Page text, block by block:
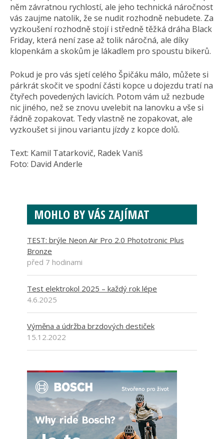
něm závratnou rychlostí, ale jeho technická náročnost
vás zaujme natolik, že se nudit rozhodně nebudete. Za
vyzkoušení rozhodně stojí i středně těžká dráha Black
Friday, která není zase až tolik náročná, ale díky
klopenkám a skokům je lákadlem pro spoustu bikerů.
Pokud je pro vás sjetí celého Špičáku málo, můžete si
párkrát skočit ve spodní části kopce u dojezdu tratí na
čtyřech povedených lavicích. Potom vám už nezbude
nic jiného, než se znovu uvelebit na lanovku a vše si
řádně zopakovat. Tedy vlastně ne zopakovat, ale
vyzkoušet si jinou variantu jízdy z kopce dolů.
Text: Kamil Tatarkovič, Radek Vaniš
Foto: David Anderle
MOHLO BY VÁS ZAJÍMAT
TEST: brýle Neon Air Pro 2.0 Phototronic Plus
Bronze
před 7 hodinami
Test elektrokol 2025 – každý rok lépe
4.6.2025
Výměna a údržba brzdových destiček
15.12.2022